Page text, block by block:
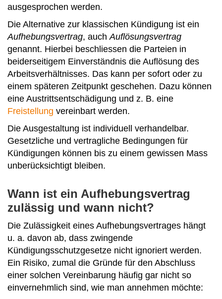
ausgesprochen werden.
Die Alternative zur klassischen Kündigung ist ein
Aufhebungsvertrag, auch Auflösungsvertrag
genannt. Hierbei beschliessen die Parteien in
beiderseitigem Einverständnis die Auflösung des
Arbeitsverhältnisses. Das kann per sofort oder zu
einem späteren Zeitpunkt geschehen. Dazu können
eine Austrittsentschädigung und z. B. eine
Freistellung vereinbart werden.
Die Ausgestaltung ist individuell verhandelbar.
Gesetzliche und vertragliche Bedingungen für
Kündigungen können bis zu einem gewissen Mass
unberücksichtigt bleiben.
Wann ist ein Aufhebungsvertrag
zulässig und wann nicht?
Die Zulässigkeit eines Aufhebungsvertrages hängt
u. a. davon ab, dass zwingende
Kündigungsschutzgesetze nicht ignoriert werden.
Ein Risiko, zumal die Gründe für den Abschluss
einer solchen Vereinbarung häufig gar nicht so
einvernehmlich sind, wie man annehmen möchte: